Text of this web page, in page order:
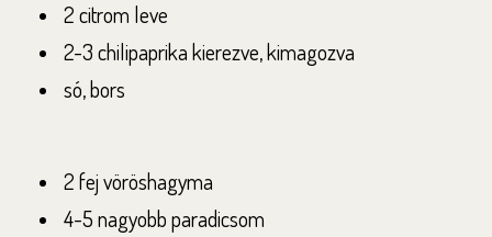
2 citrom leve
2-3 chilipaprika kierezve, kimagozva
só, bors
2 fej vöröshagyma
4-5 nagyobb paradicsom